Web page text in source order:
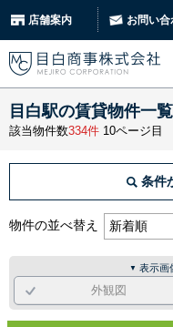
店舗案内 お問い合
目白駅の賃貸物件一覧
該当物件数334件 10ページ目
条件
物件の並べ替え
▼ 表示画
外観図